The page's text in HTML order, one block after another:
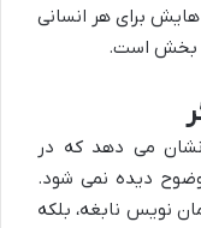
هایش برای هر انسانی
بخش است.
نشان می دهد که در
دیده نمی شود.
نویس نابغه، بلکه